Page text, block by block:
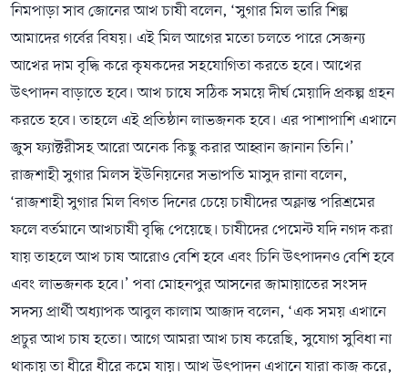
নিমপাড়া সাব জোনের আখ চাষী বলেন, ‘সুগার মিল ভারি শিল্প
আমাদের গর্বের বিষয়। এই মিল আগের মতো চলতে পারে সেজন্য
আখের দাম বৃদ্ধি করে কৃষকদের সহযোগিতা করতে হবে। আখের
উৎপাদন বাড়াতে হবে। আখ চাষে সঠিক সময়ে দীর্ঘ মেয়াদি প্রকল্প গ্রহন
করতে হবে। তাহলে এই প্রতিষ্ঠান লাভজনক হবে। এর পাশাপাশি এখানে
জুস ফ্যাক্টরীসহ আরো অনেক কিছু করার আহ্বান জানান তিনি।’
রাজশাহী সুগার মিলস ইউনিয়নের সভাপতি মাসুদ রানা বলেন,
‘রাজশাহী সুগার মিল বিগত দিনের চেয়ে চাষীদের অক্লান্ত পরিশ্রমের
ফলে বর্তমানে আখচাষী বৃদ্ধি পেয়েছে। চাষীদের পেমেন্ট যদি নগদ করা
যায় তাহলে আখ চাষ আরোও বেশি হবে এবং চিনি উৎপাদনও বেশি হবে
এবং লাভজনক হবে।’ পবা মোহনপুর আসনের জামায়াতের সংসদ
সদস্য প্রার্থী অধ্যাপক আবুল কালাম আজাদ বলেন, ‘এক সময় এখানে
প্রচুর আখ চাষ হতো। আগে আমরা আখ চাষ করেছি, সুযোগ সুবিধা না
থাকায় তা ধীরে ধীরে কমে যায়। আখ উৎপাদন এখানে যারা কাজ করে,